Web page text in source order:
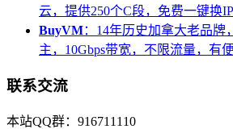
云，提供250个C段，免费一键换IP
BuyVM：14年历史加拿大老品牌
主，10Gbps带宽，不限流量，有
联系交流
本站QQ群：916711110